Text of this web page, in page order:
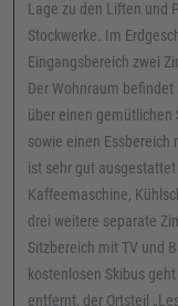
Lage zu den Liften und
Stockwerke. Im
Eingangsbereich zwei
Der Wohnraum
über einen gemütlichen
sowie einen Essbereich
ist sehr gut
Kaffeemaschine,
drei weitere separate
Sitzbereich mit TV und
kostenlosen Skibus
entfernt, der Ortsteil